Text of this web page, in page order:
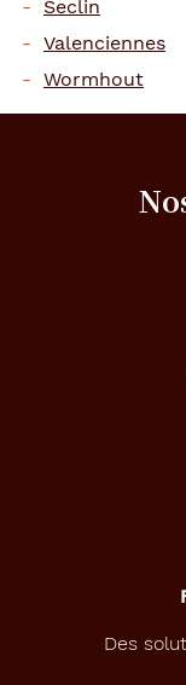
Seclin
Valenciennes
Wormhout
Des